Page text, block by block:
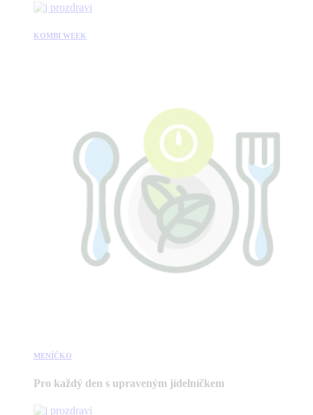
KOMBI WEEK
MENÍČKO
Pro každý den s upraveným jídelníčkem